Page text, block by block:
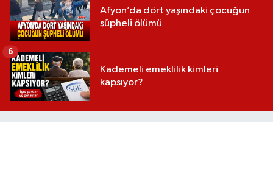
Afyon’da dört yaşındaki çocuğun
şüpheli ölümü
Kademeli emeklilik kimleri
kapsıyor?
6